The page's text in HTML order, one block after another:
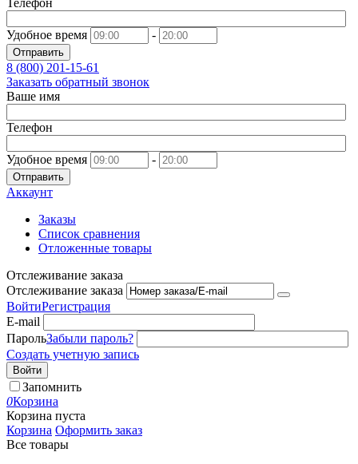
Телефон
Удобное время -
Отправить
8 (800) 201-15-61
Заказать обратный звонок
Ваше имя
Телефон
Удобное время -
Отправить
Аккаунт
Заказы
Список сравнения
Отложенные товары
Отслеживание заказа
Отслеживание заказа
ВойтиРегистрация
E-mail
ПарольЗабыли пароль?
Создать учетную запись
Войти
Запомнить
0Корзина
Корзина пуста
Корзина Оформить заказ
Все товары